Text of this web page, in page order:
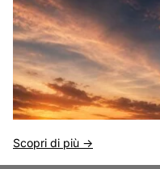
Scopri di più ->